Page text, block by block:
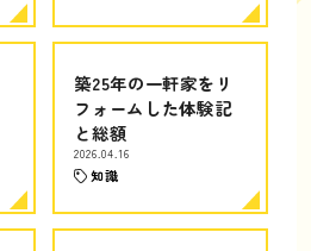
築25年の一軒家をリ
フォームした体験記
と総額
2026.04.16
知識